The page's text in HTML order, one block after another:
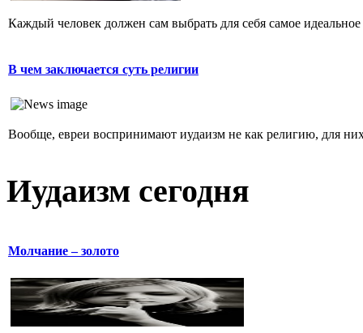
Каждый человек должен сам выбрать для себя самое
В чем заключается суть религии
Вообще, евреи воспринимают иудаизм не как религию, для
Иудаизм сегодня
Молчание – золото